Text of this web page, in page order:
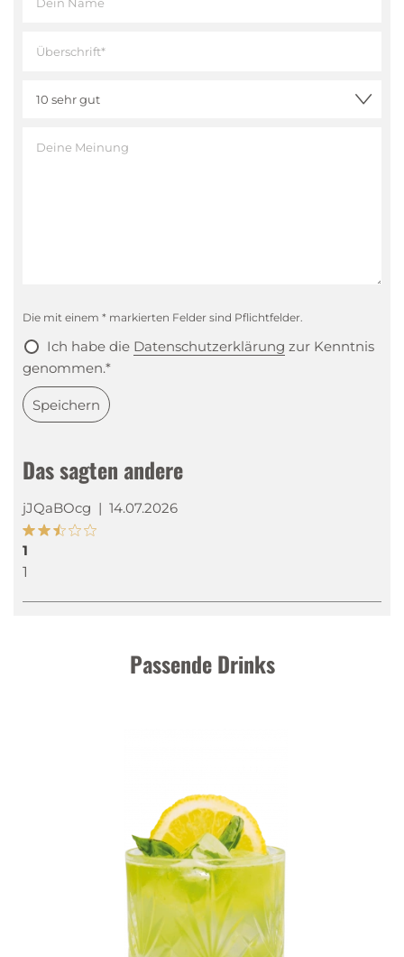
Das sagten andere
jJQaBOcg | 14.07.2026
1
1
Die mit einem * markierten Felder sind Pflichtfelder.
Ich habe die Datenschutzerklärung zur Kenntnis
genommen.*
Speichern
Passende Drinks